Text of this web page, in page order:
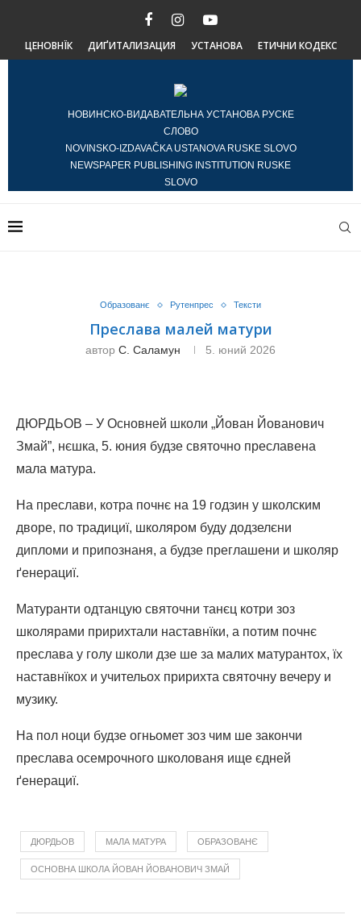
ЦЕНОВНЇК ДИҐИТАЛИЗАЦИЯ УСТАНОВА ЕТИЧНИ КОДЕКС
НОВИНСКО-ВИДАВАТЕЛЬНА УСТАНОВА РУСКЕ
СЛОВО
NOVINSKO-IZDAVAČKA USTANOVA RUSKE SLOVO
NEWSPAPER PUBLISHING INSTITUTION RUSKE
SLOVO
Образованє Рутенпрес Тексти
Преслава малей матури
автор С. Саламун 5. юний 2026
ДЮРДЬОВ – У Основней школи „Йован Йованович
Змай”, нєшка, 5. юния будзе святочно преславена
мала матура.
На преслави, котра почнє на 19 годзин у школским
дворе, по традициї, школяром буду додзелєни
дипломи и припознаня, а будзе преглашени и школяр
ґенерациї.
Матуранти одтанцую святочни танєц котри зоз
школярами пририхтали наставнїки, а потим почнє
преслава у голу школи дзе ше за малих матурантох, їх
наставнїкох и учительох пририхта святочну вечеру и
музику.
На пол ноци будзе огньомет зоз чим ше закончи
преслава осемрочного школованя ище єдней
ґенерациї.
ДЮРДЬОВ МАЛА МАТУРА ОБРАЗОВАНЄ
ОСНОВНА ШКОЛА ЙОВАН ЙОВАНОВИЧ ЗМАЙ